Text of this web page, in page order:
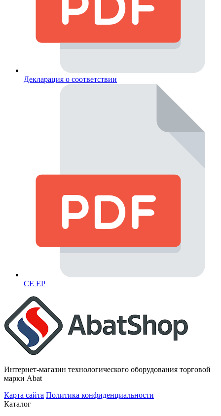
Декларация о соответствии
CE EP
Интернет-магазин технологического оборудования торговой
марки Abat
Карта сайта Политика конфиденциальности
Каталог